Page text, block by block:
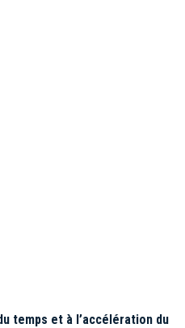
temps et à l’accélération du